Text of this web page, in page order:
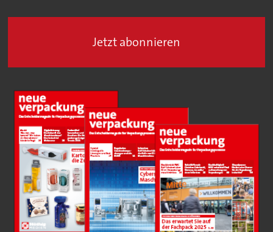
Jetzt abonnieren